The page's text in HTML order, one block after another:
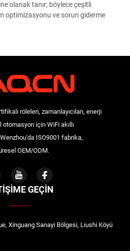
olanak tanır; böylece çeşitli
optimizasyonu ve sorun giderme
röleleri, zamanlayıcıları, enerji
için WiFi akıllı
ISO9001 fabrika,
OEM/ODM.
GEÇIN
Xinguang Sanayi Bölgesi, Liushi Köyü